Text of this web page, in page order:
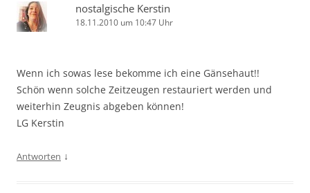
nostalgische Kerstin
18.11.2010 um 10:47 Uhr
Wenn ich sowas lese bekomme ich eine Gänsehaut!!
Schön wenn solche Zeitzeugen restauriert werden und
weiterhin Zeugnis abgeben können!
LG Kerstin
Antworten ↓